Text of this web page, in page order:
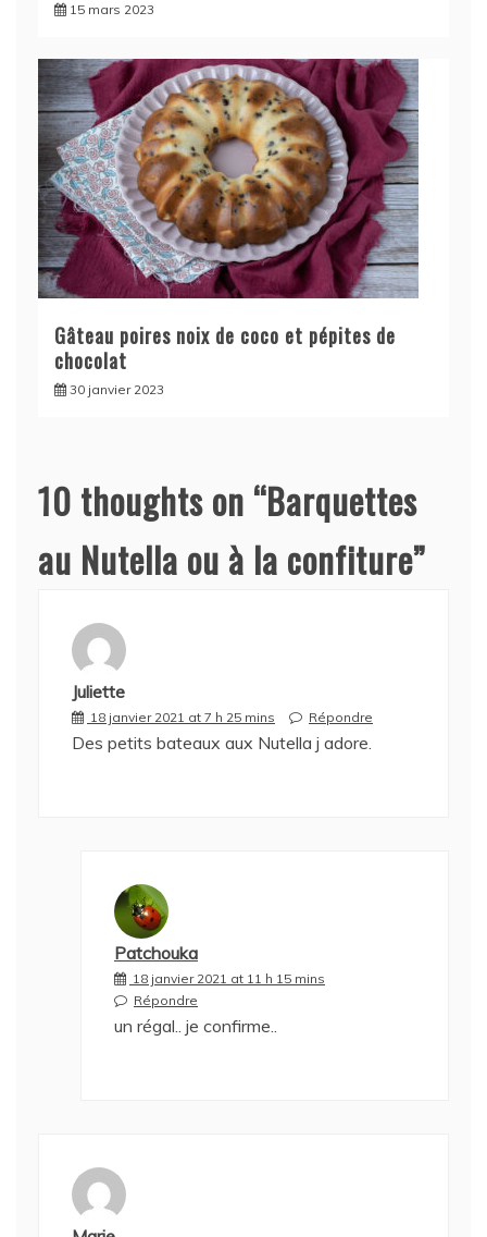
15 mars 2023
Gâteau poires noix de coco et pépites de
chocolat
30 janvier 2023
10 thoughts on “Barquettes
au Nutella ou à la confiture”
Juliette
18 janvier 2021 at 7 h 25 mins Répondre
Des petits bateaux aux Nutella j adore.
Patchouka
18 janvier 2021 at 11 h 15 mins
Répondre
un régal.. je confirme..